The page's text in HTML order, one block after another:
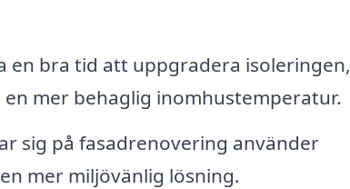
en bra tid att uppgradera isoleringen,
mer behaglig inomhustemperatur.
sig på fasadrenovering använder
mer miljövänlig lösning.